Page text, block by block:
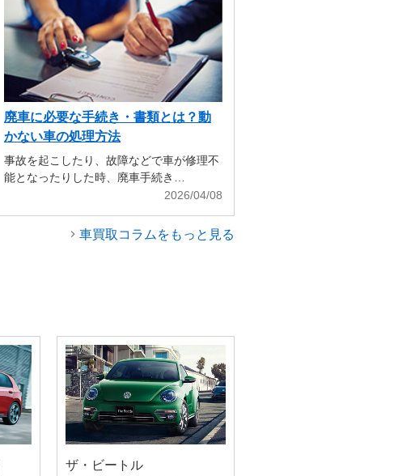
廃車に必要な手続き・書類とは？動
かない車の処理方法
事故を起こしたり、故障などで車が修理不
能となったりした時、廃車手続き…
2026/04/08
車買取コラムをもっと見る
ザ・ビートル